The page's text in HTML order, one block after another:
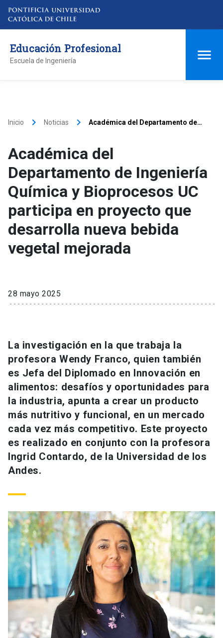
Educación Profesional
Escuela de Ingeniería
Inicio keyboard_arrow_right Noticias keyboard_arrow_right
Académica del Departamento de
desarrolla nueva bebida vegetal
Académica del
Departamento de Ingeniería
Química y Bioprocesos UC
participa en proyecto que
desarrolla nueva bebida
vegetal mejorada
28 mayo 2025
La investigación en la que trabaja la
profesora Wendy Franco, quien también
es Jefa del Diplomado en Innovación en
alimentos: desafíos y oportunidades para
la industria, apunta a crear un producto
más nutritivo y funcional, en un mercado
cada vez más competitivo. Este proyecto
es realizado en conjunto con la profesora
Ingrid Contardo, de la Universidad de los
Andes.